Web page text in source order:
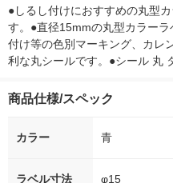
●しるし付けにおすすめの丸型
す。●直径15mmの丸型カラー
付け等の色別マーキング、カレ
利な丸シールです。●シール 丸
商品仕様/スペック
カラー 青
ラベル寸法 φ15